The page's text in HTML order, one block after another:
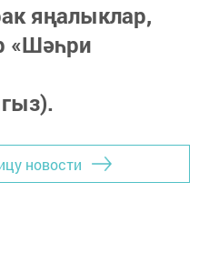
яңалыклар,
«Шәһри
новости